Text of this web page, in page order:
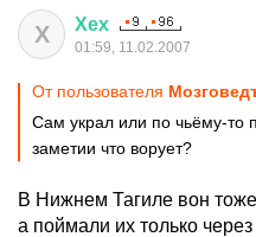
Х Хех
01:59, 11.02.2007
От пользователя
Сам украл или по чьёму-то
заметии что ворует?
В Нижнем Тагиле вон
а поймали их только